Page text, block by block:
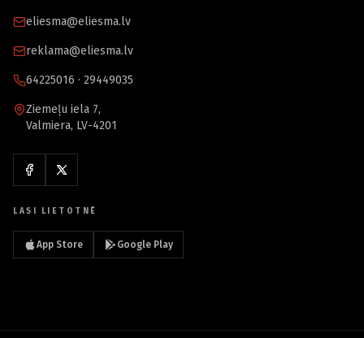
eliesma@eliesma.lv
reklama@eliesma.lv
64225016 · 29449035
Ziemeļu iela 7,
Valmiera, LV-4201
LASI LIETOTNĒ
App Store Google Play